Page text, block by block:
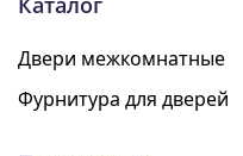
Двери межкомнатные
Фурнитура для дверей